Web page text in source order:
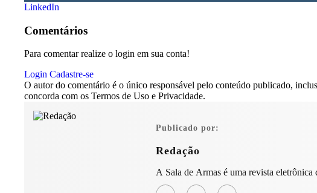
LinkedIn
Comentários
Para comentar realize o login em sua conta!
Login Cadastre-se
O autor do comentário é o único responsável pelo conteúdo publicado,
concorda com os Termos de Uso e Privacidade.
Publicado por:
Redação
A Sala de Armas é uma revista